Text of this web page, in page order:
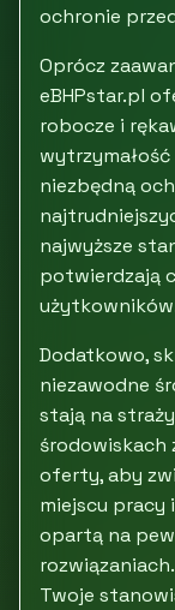
ochronie
Oprócz
eBHPstar.pl
robocze i
niezbędną
najwyższe
potwierdzają
Dodatkowo,
niezawodne
stają na
środowiskach
oferty, aby
miejscu pracy
opartą na
Twoje